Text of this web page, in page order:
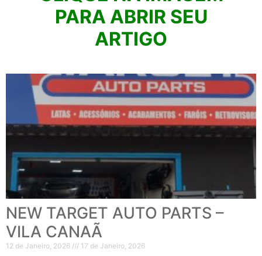
PARA ABRIR SEU
ARTIGO
NEW TARGET AUTO PARTS –
VILA CANAÃ
12 de Janeiro, 2026 17 de Janeiro, 2026